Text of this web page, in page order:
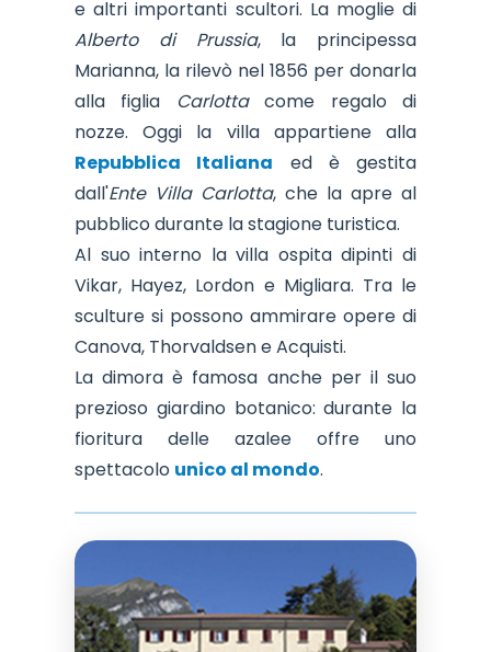
e altri importanti scultori. La moglie di
Alberto di Prussia, la principessa
Marianna, la rilevò nel 1856 per donarla
alla figlia Carlottacome regalo di
nozze. Oggi la villa appartiene alla
Repubblica Italiana ed è gestita
dall'Ente Villa Carlotta, che la apre al
pubblico durante la stagione turistica.
Al suo interno la villa ospita dipinti di
Vikar, Hayez, Lordon e Migliara. Tra le
sculture si possono ammirare opere di
Canova, Thorvaldsen e Acquisti.
La dimora è famosa anche per il suo
prezioso giardino botanico: durante la
fioritura delle azalee offre uno
spettacolo unico al mondo.